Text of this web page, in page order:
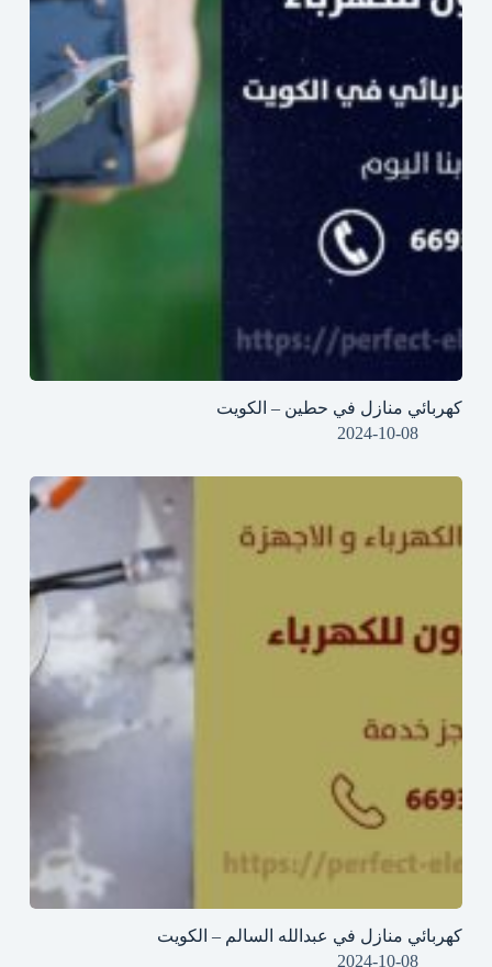
كهربائي منازل في حطين – الكويت
2024-10-08
كهربائي منازل في عبدالله السالم – الكويت
2024-10-08